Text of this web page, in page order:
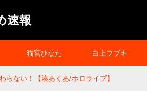
速報
猫宮ひなた 白上フブキ
らない！【湊あくあ/ホロライブ】